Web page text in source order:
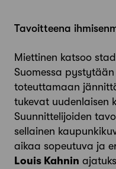
Tavoitteena
Miettinen katsoo
Suomessa
toteuttamaan
tukevat uudenlaisen
Suunnittelijoiden
sellainen
aikaa sopeutuva ja
Louis Kahnin